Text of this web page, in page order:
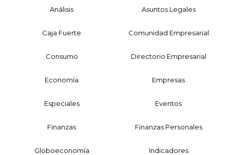
Análisis Asuntos Legales
Caja Fuerte Comunidad Empresarial
Consumo Directorio Empresarial
Economía Empresas
Especiales Eventos
Finanzas Finanzas Personales
Globoeconomía Indicadores